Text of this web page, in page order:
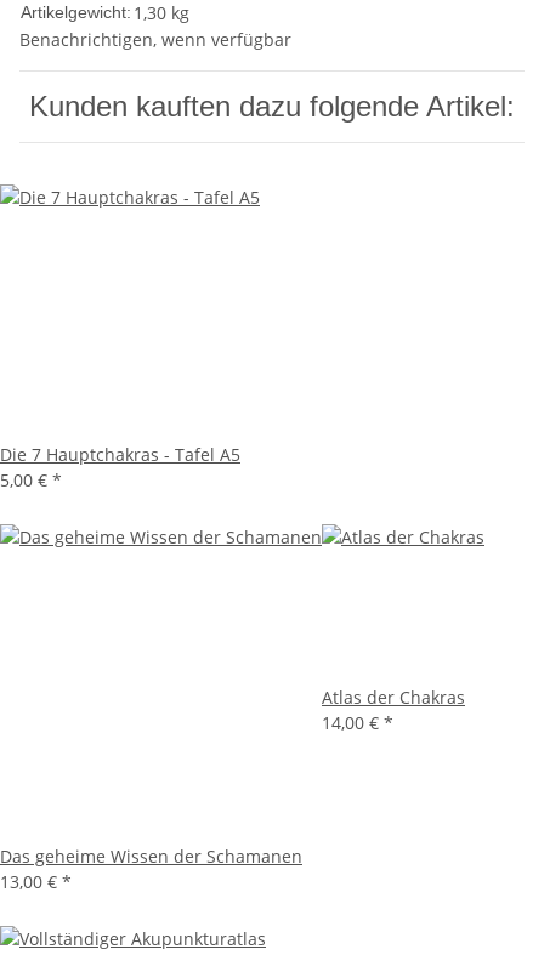
Artikelgewicht: 1,30 kg
Benachrichtigen, wenn verfügbar
Kunden kauften dazu folgende Artikel:
Die 7 Hauptchakras - Tafel A5
5,00 € *
Das geheime Wissen der Schamanen
13,00 € *
Atlas der Chakras
14,00 € *